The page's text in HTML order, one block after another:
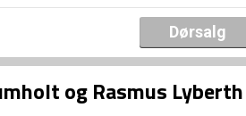
Dørsalg
og Rasmus Lyberth